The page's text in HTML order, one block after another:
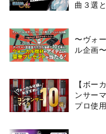
曲３選
〜ヴォ
ル企画
【ボー
ンサー
プロ使